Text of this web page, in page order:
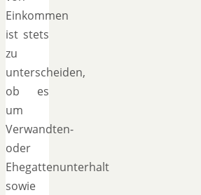
Einkommen
ist stets
zu
unterscheiden,
ob es
um
Verwandten-
oder
Ehegattenunterhalt
sowie